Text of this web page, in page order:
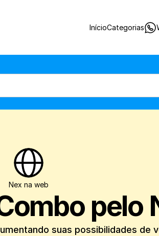
InícioCategorias
Nex na web
pelo
suas possibilidades de